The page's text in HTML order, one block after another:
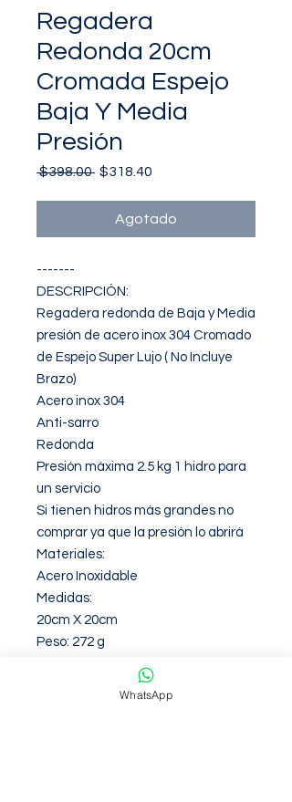
Regadera
Redonda 20cm
Cromada Espejo
Baja Y Media
Presión
$398.00 Precio
$318.40
oferta
Agotado
-------
DESCRIPCIÓN:
Regadera redonda de Baja y Media
presión de acero inox 304 Cromado
de Espejo Super Lujo ( No Incluye
Brazo)
Acero inox 304
Anti-sarro
Redonda
Presión máxima 2.5 kg 1 hidro para
un servicio
Si tienen hidros más grandes no
comprar ya que la presión lo abrirá
Materiales:
Acero Inoxidable
Medidas:
20cm X 20cm
Peso: 272 g
Garantia de 12 Meses contra
WhatsApp